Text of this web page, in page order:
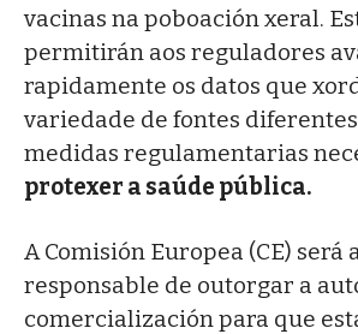
vacinas na poboación xeral.
permitirán aos reguladores
rapidamente os datos que
variedade de fontes
medidas regulamentarias
protexer a saúde pública.
A Comisión Europea (CE) será
responsable de outorgar a
comercialización para que